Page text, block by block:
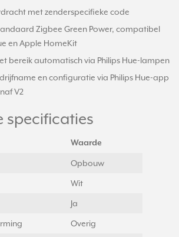
met zenderspecifieke code
Zigbee Green Power, compatibel
en Apple HomeKit
bereik automatisch via Philips Hue-lampen
en configuratie via Philips Hue-app
V2
specificaties
Waarde
Opbouw
Wit
Ja
Overig